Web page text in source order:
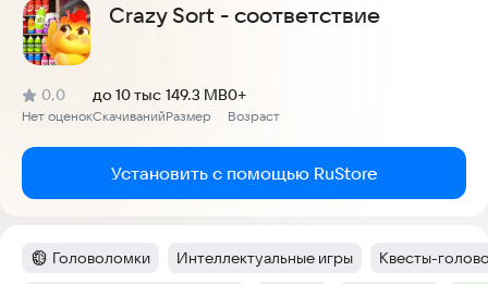
Crazy Sort - соответствие
Рейтинг:
0,0
(
Нет оценок
)
Скачиваний
до 10 тыс
Размер
149.3 MB
Возраст
0+
Установить с помощью RuStore
Категория:
Головоломки Тег:
Интеллектуальные игры Тег:
Квесты-